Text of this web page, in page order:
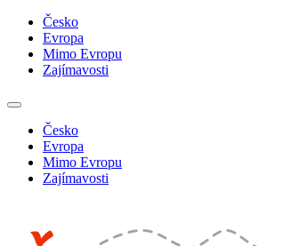
Česko
Evropa
Mimo Evropu
Zajímavosti
Česko
Evropa
Mimo Evropu
Zajímavosti